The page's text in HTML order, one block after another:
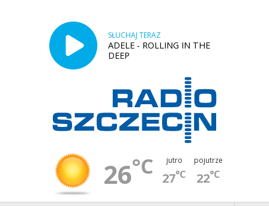
SŁUCHAJ TERAZ
ADELE - ROLLING IN THE
DEEP
26°C jutro
27°C
pojutrze
22°C